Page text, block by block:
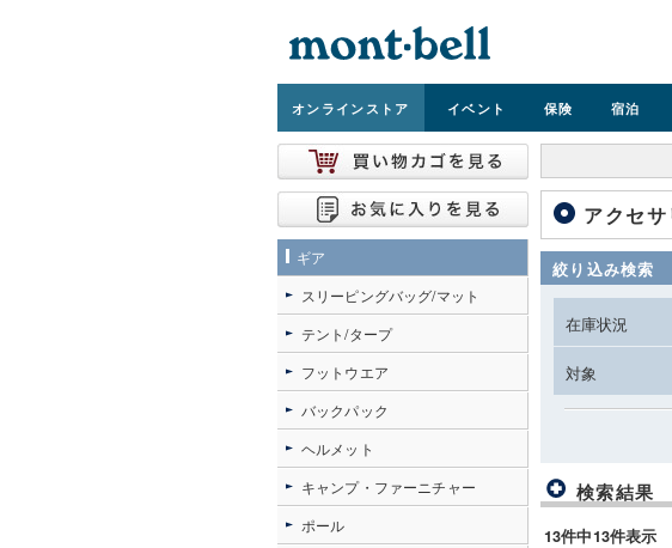
オンラインストア イベント 保険 宿泊
アクセ
絞り込み検索
在庫状況
対象
検索結果
13件中13件表示
ギア
スリーピングバッグ/マット
テント/タープ
フットウエア
バックパック
ヘルメット
キャンプ・ファーニチャー
ポール